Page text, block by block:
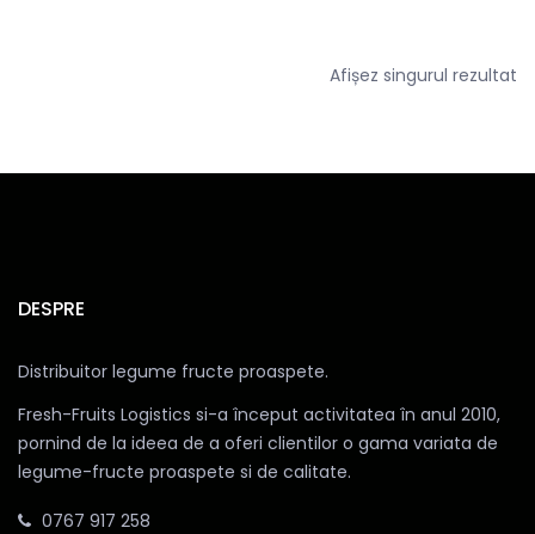
Afișez singurul rezultat
DESPRE
Distribuitor legume fructe proaspete.
Fresh-Fruits Logistics si-a început activitatea în anul 2010,
pornind de la ideea de a oferi clientilor o gama variata de
legume-fructe proaspete si de calitate.
0767 917 258